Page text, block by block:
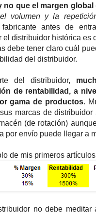
no que el margen
volumen y la
antes de
distribuidor histórica es
debe tener claro cuál
del distribuidor.
del distribuidor,
de rentabilidad, a
gama de productos.
marcas de
(de rotación)
por envío puede llegar a
de mis primeros
no debe